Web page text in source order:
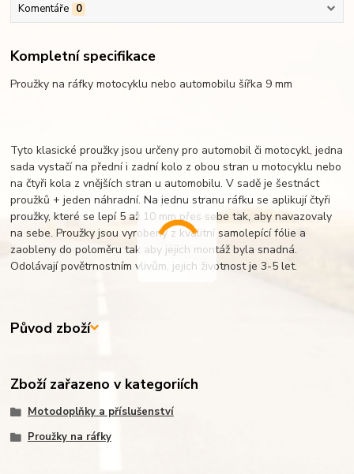
Komentáře 0
Kompletní specifikace
Proužky na ráfky motocyklu nebo automobilu šířka 9 mm
Tyto klasické proužky jsou určeny pro automobil či motocykl, jedna
sada vystačí na přední i zadní kolo z obou stran u motocyklu nebo
na čtyři kola z vnějších stran u automobilu. V sadě je šestnáct
proužků + jeden náhradní. Na jednu stranu ráfku se aplikují čtyři
proužky, které se lepí 5 až 10 mm přes sebe tak, aby navazovaly
na sebe. Proužky jsou vyrobeny z kvalitní samolepící fólie a
zaobleny do poloměru tak aby jejich montáž byla snadná.
Odolávají povětrnostním vlivům, jejich životnost je 3-5 let.
Původ zboží
Zboží zařazeno v kategoriích
Motodoplňky a příslušenství
Proužky na ráfky